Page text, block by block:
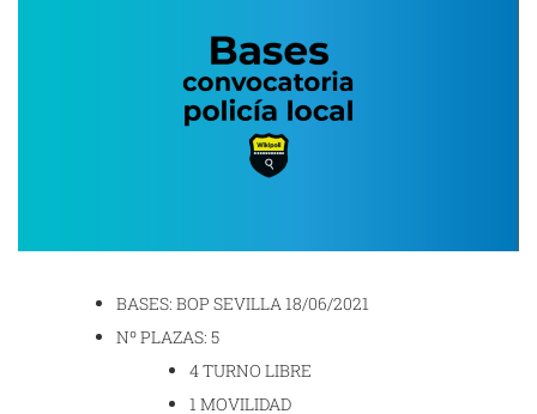
BASES: BOP SEVILLA 18/06/2021
Nº PLAZAS: 5
4 TURNO LIBRE
1 MOVILIDAD